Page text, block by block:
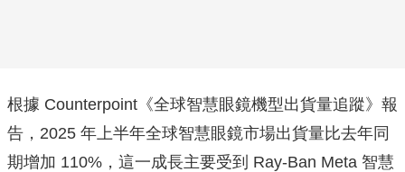
根據 Counterpoint《全球智慧眼鏡機型出貨量追蹤》報
告，2025 年上半年全球智慧眼鏡市場出貨量比去年同
期增加 110%，這一成長主要受到 Ray-Ban Meta 智慧